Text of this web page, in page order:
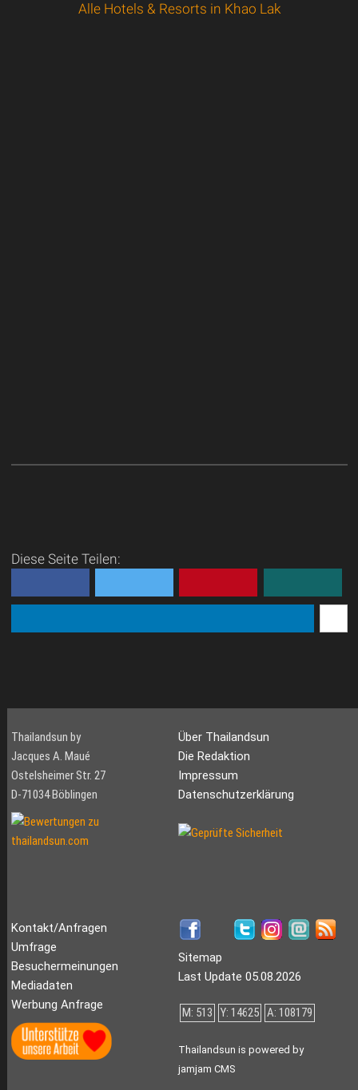
Alle Hotels & Resorts in Khao Lak
Diese Seite Teilen:
Thailandsun by
Jacques A. Maué
Ostelsheimer Str. 27
D-71034 Böblingen
Über Thailandsun
Die Redaktion
Impressum
Datenschutzerklärung
Kontakt/Anfragen
Umfrage
Besuchermeinungen
Mediadaten
Werbung Anfrage
Sitemap
Last Update 05.08.2026
M: 513 Y: 14625 A: 108179
Thailandsun is powered by
jamjam CMS